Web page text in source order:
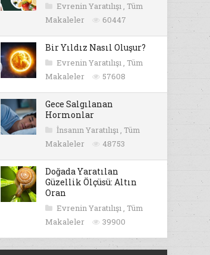
Evrenin Yaratılışı , Tüm
Makaleler
60447
Bir Yıldız Nasıl Oluşur?
Evrenin Yaratılışı , Tüm
Makaleler
57608
Gece Salgılanan
Hormonlar
İnsanın Yaratılışı , Tüm
Makaleler
48753
Doğada Yaratılan
Güzellik Ölçüsü: Altın
Oran
Evrenin Yaratılışı , Tüm
Makaleler
39900